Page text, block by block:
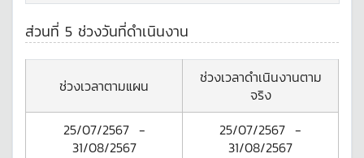
ส่วนที่ 5 ช่วงวันที่ดำเนินงาน
ช่วงเวลาตามแผน
ช่วงเวลาดำเนินงานตาม
จริง
25/07/2567-
31/08/2567
25/07/2567 -
31/08/2567